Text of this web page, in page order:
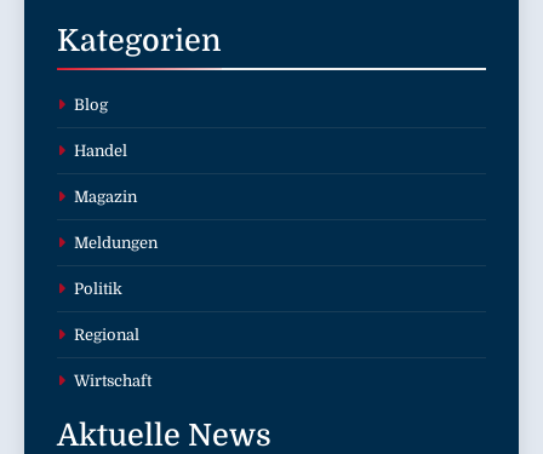
Kategorien
Blog
Handel
Magazin
Meldungen
Politik
Regional
Wirtschaft
Aktuelle News